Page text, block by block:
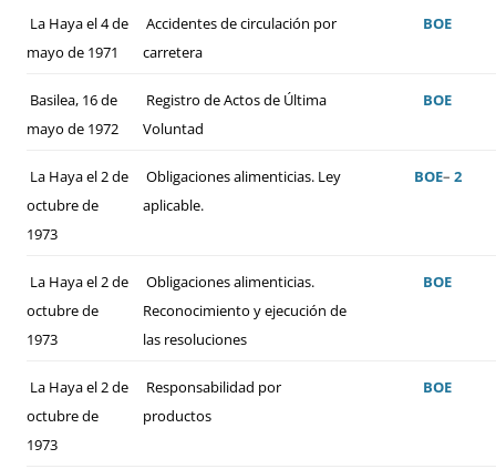
La Haya el 4 de
mayo de 1971
Accidentes de circulación por
carretera
BOE
Basilea, 16 de
mayo de 1972
Registro de Actos de Última
Voluntad
BOE
La Haya el 2 de
octubre de
1973
Obligaciones alimenticias. Ley
aplicable.
BOE– 2
La Haya el 2 de
octubre de
1973
Obligaciones alimenticias.
Reconocimiento y ejecución de
las resoluciones
BOE
La Haya el 2 de
octubre de
1973
Responsabilidad por
productos
BOE